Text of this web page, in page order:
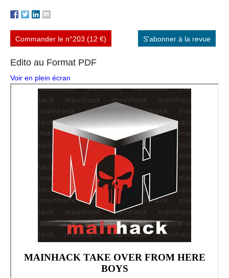
Commander le n°203 (12 €) S'abonner à la revue
Edito au Format PDF
Voir en plein écran